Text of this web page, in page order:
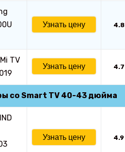
Узнать цену 4.8
TV
Узнать цену 4.7
со Smart TV 40-43 дюйма
Узнать цену 4.9